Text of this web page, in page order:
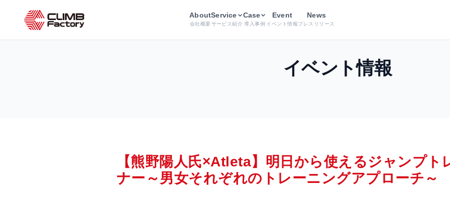
About
会社概要
Service
サービス紹介
Case
導入事例
Event
イベント情報
News
プレスリリース
イベント情報
【熊野陽人氏×Atleta】明日から使えるジャンプト
ナー～男女それぞれのトレーニングアプローチ～